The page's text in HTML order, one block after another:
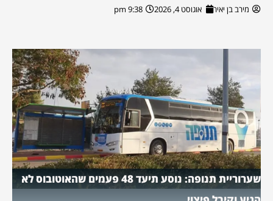
מירב בן יאיר אוגוסט 4, 2026 9:38 pm
שערוריית תנופה: נוסע תיעד 48 פעמים שהאוטובוס לא